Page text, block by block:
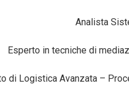
Analista
Esperto in tecniche di
di Logistica Avanzata –